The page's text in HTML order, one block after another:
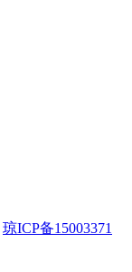
琼ICP备15003371